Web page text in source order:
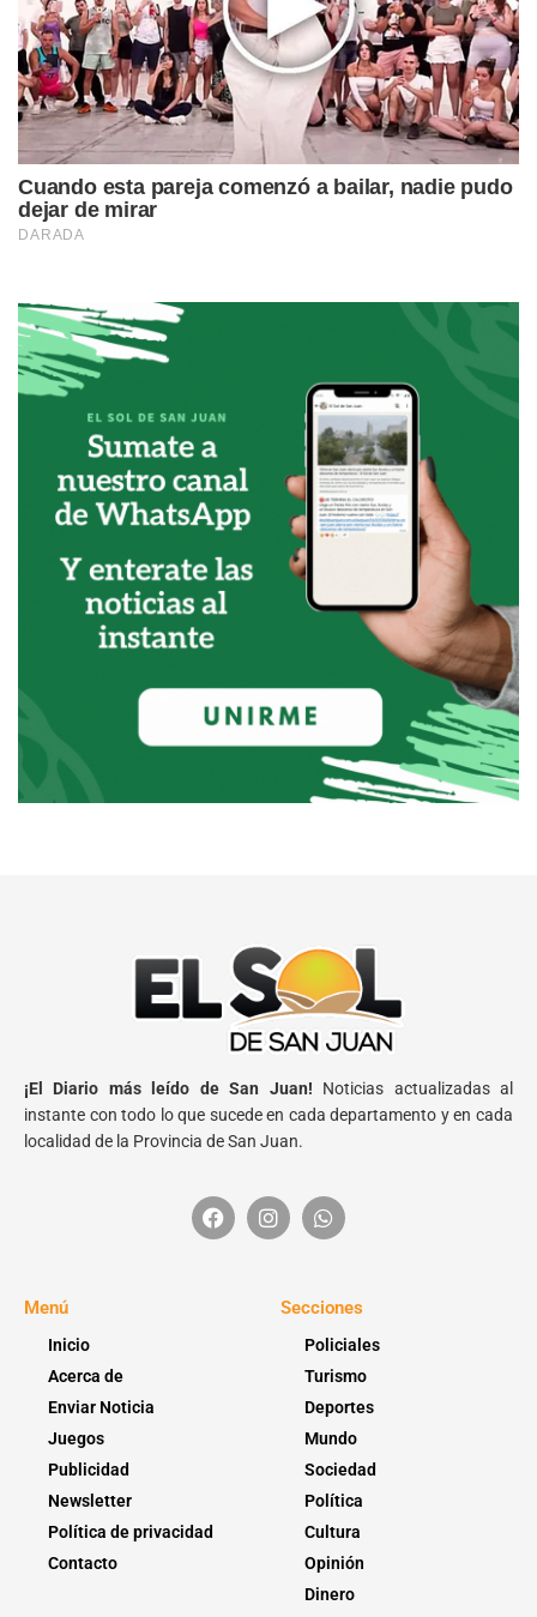
¡El Diario más leído de San Juan! Noticias actualizadas al
instante con todo lo que sucede en cada departamento y en cada
localidad de la Provincia de San Juan.
Menú
Inicio
Acerca de
Enviar Noticia
Juegos
Publicidad
Newsletter
Política de privacidad
Contacto
Secciones
Policiales
Turismo
Deportes
Mundo
Sociedad
Política
Cultura
Opinión
Dinero